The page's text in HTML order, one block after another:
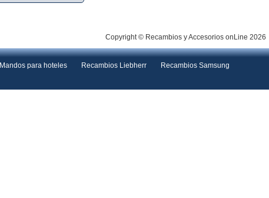
Copyright © Recambios y Accesorios onLine 2026
Mandos para hoteles Recambios Liebherr
Recambios Samsung